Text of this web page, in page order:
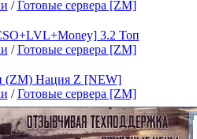
/Готовые сервера [ZM]
3.2 Топ
/Готовые сервера [ZM]
(ZM) Нация Z [NEW]
/Готовые сервера [ZM]